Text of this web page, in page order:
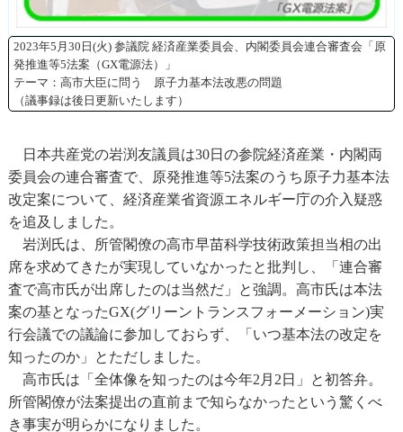
2023年5月30日(火) 参議院 経済産業委員会、内閣委員会連合審査会「原
発推進等5法案（GX電源法）」
テーマ：高市大臣に問う 原子力基本法改悪の問題
（議事録は後日更新いたします）
日本共産党の岩渕友議員は30日の参院経済産業・内閣両
委員会の連合審査で、原発推進等5法案のうち原子力基本法
改定案について、経済産業省資源エネルギー庁の介入疑惑
を追及しました。
岩渕氏は、所管閣僚の高市早苗科学技術政策担当相の出
席を求めてきたが実現していなかったと批判し、「連合審
査で高市氏が出席したのは当然だ」と強調。高市氏は本法
案の基となったGX(グリーントランスフォーメーション)実
行会議での議論に参加しておらず、「いつ基本法の改定を
知ったのか」とただしました。
高市氏は「全体像を知ったのは今年2月2日」と初答弁。
所管閣僚が法案提出の直前まで知らなかったという驚くべ
き事実が明らかになりました。